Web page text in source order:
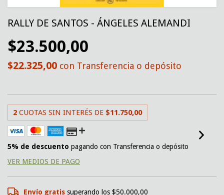
RALLY DE SANTOS - ÁNGELES ALEMANDI
$23.500,00
$22.325,00 con Transferencia o depósito
2 CUOTAS SIN INTERÉS DE $11.750,00
5% de descuento pagando con Transferencia o depósito
VER MEDIOS DE PAGO
Envío gratis superando los$50.000,00